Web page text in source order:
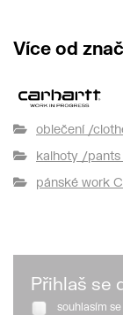
Více od
oblečení /
kalhoty /
pánské work
Přihlaš se
souhlasím